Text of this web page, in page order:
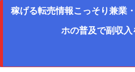
稼げる転売情報こっそり兼業
ホの普及で副収入